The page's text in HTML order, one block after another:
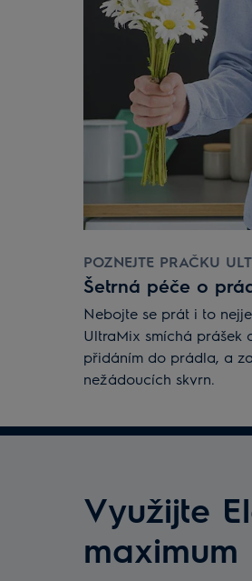
POZNEJTE PRAČKU
Šetrná péče o
Nebojte se prát i to
UltraMix smíchá prášek
přidáním do prádla, a
nežádoucích skvrn.
Využijte
maximum